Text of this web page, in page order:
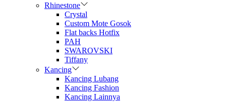
Rhinestone
Crystal
Custom Mote Gosok
Flat backs Hotfix
PAH
SWAROVSKI
Tiffany
Kancing
Kancing Lubang
Kancing Fashion
Kancing Lainnya